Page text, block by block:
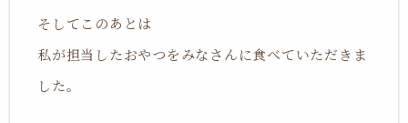
そしてこのあとは
私が担当したおやつをみなさんに食べていただきま
した。